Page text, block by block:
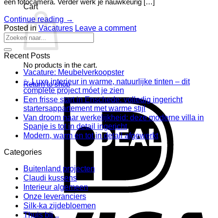
Cart
No products in the cart.
Return to shop
Continue reading →
Posted inVacatures Leave a comment
Recent Posts
Vacature: Meubelverkoopster
✨ Luxe interieur in warme, natuurlijke tinten – dit
complete project móet je zien
Een frisse start in Enschede: volledig ingericht
startersappartement met warme stijl
Van droom naar werkelijkheid: deze moderne villa in
Spanje is tot in detail ingericht
Modern, warm en tot in detail afgewerkt
Categories
Buitenland projecten
Claudi kussens
Interieur algemeen
Onze leveranciers
Silk-ka zijdebloemen
Thuis bij ..